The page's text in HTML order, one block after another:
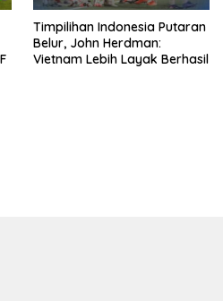
Timpilihan Indonesia Putaran
Belur, John Herdman:
Vietnam Lebih Layak Berhasil